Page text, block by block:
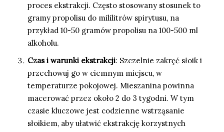
proces ekstrakcji. Często stosowany stosunek to
gramy propolisu do mililitrów spirytusu, na
przykład 10-50 gramów propolisu na 100-500 ml
alkoholu.
Czas i warunki ekstrakcji: Szczelnie zakręć słoik i
przechowuj go w ciemnym miejscu, w
temperaturze pokojowej. Mieszanina powinna
macerować przez około 2 do 3 tygodni. W tym
czasie kluczowe jest codzienne wstrząsanie
słoikiem, aby ułatwić ekstrakcję korzystnych